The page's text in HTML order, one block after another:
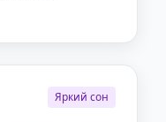
Яркий сон